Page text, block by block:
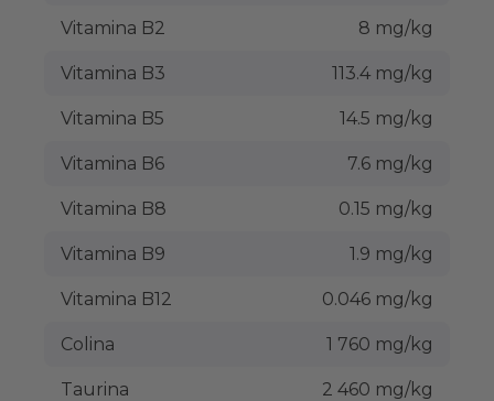
Vitamina B2 8 mg/kg
Vitamina B3 113.4 mg/kg
Vitamina B5 14.5 mg/kg
Vitamina B6 7.6 mg/kg
Vitamina B8 0.15 mg/kg
Vitamina B9 1.9 mg/kg
Vitamina B12 0.046 mg/kg
Colina 1 760 mg/kg
Taurina 2 460 mg/kg